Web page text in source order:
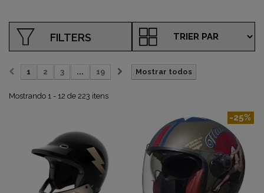
FILTERS
Mostrar todos
1 2 3 ... 19
Mostrando 1 - 12 de 223 itens
-25%